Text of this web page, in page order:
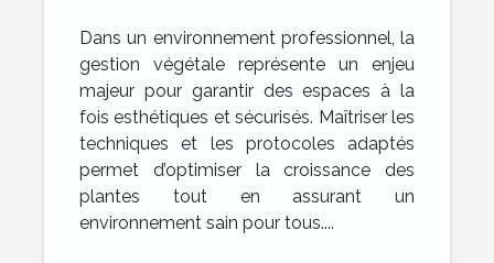
et sécurité
Dans un environnement professionnel, la
gestion végétale représente un enjeu
majeur pour garantir des espaces à la
fois esthétiques et sécurisés. Maîtriser les
techniques et les protocoles adaptés
permet d’optimiser la croissance des
plantes tout en assurant un
environnement sain pour tous....